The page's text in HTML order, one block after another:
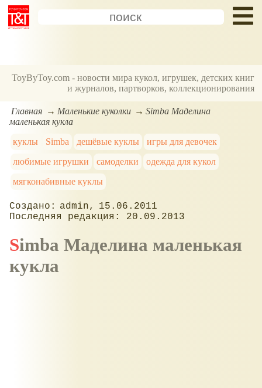
ToyByToy.com - новости мира кукол, игрушек, детских книг
и журналов, партворков, коллекционирования
Главная Маленькие куколки
Simba Маделина
маленькая кукла
куклы
Simba дешёвые куклы
игры для девочек
любимые игрушки
самоделки
одежда для кукол
мягконабивные куклы
admin
15.06.2011
20.09.2013
Simba Маделина маленькая
кукла